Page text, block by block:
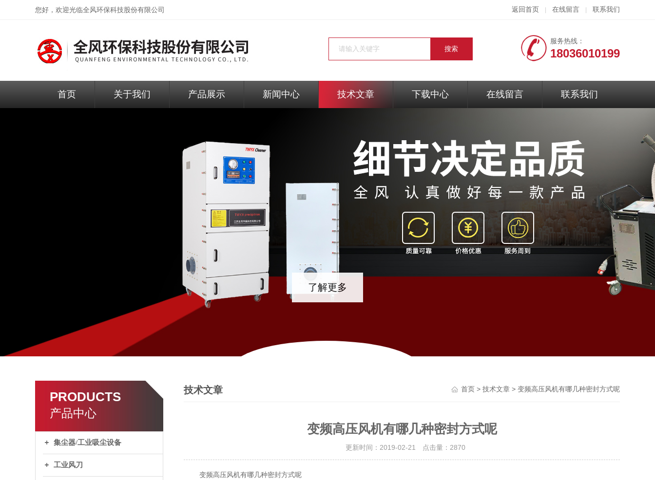
您好，欢迎光临全风环保科技股份有限公司 返回首页 在线留言 联系我们
服务热线：
18036010199
首页 关于我们 产品展示 新闻中心 技术文章 下载中心 在线留言 联系我们
了解更多
PRODUCTS
产品中心
集尘器/工业吸尘设备
工业风刀
技术文章 首页 > 技术文章 > 变频高压风机有哪几种密封方式呢
变频高压风机有哪几种密封方式呢
更新时间：2019-02-21 点击量： 2870
变频高压风机有哪几种密封方式呢